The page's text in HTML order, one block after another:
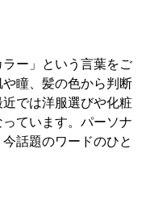
ー」という言葉をご
瞳、髪の色から判断
では洋服選びや化粧
ています。パーソナ
話題のワードのひと